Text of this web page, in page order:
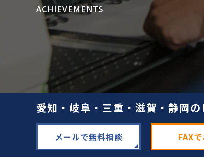
ACHIEVEMENTS
愛知・岐阜・三重・滋賀・静岡
メールで無料相談 FAX